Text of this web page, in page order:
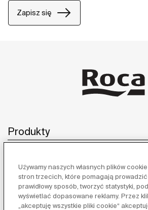
Zapisz się
Produkty
Obsługa klienta
Używamy naszych własnych plików
stron trzecich, które pomagają
prawidłowy sposób, tworzyć statystyki,
wyświetlać dopasowane reklamy. Przez
„akceptuję wszystkie pliki cookie“